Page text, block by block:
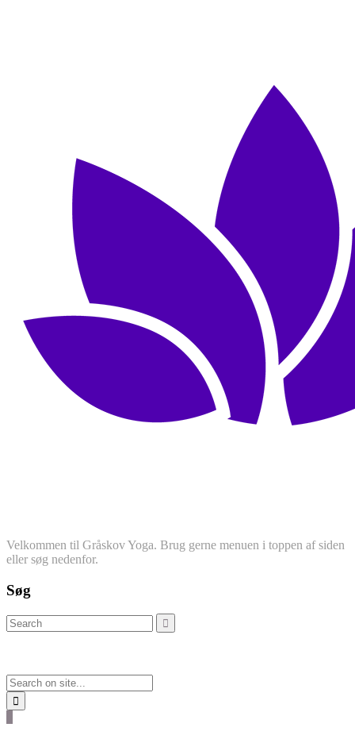
Velkommen til Gråskov Yoga. Brug gerne menuen i toppen af siden
eller søg nedenfor.
Søg